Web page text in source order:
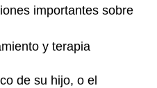
importantes sobre
y terapia
de su hijo, o el